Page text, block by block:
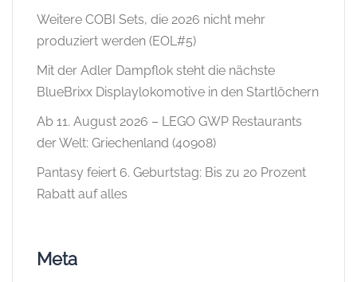
Weitere COBI Sets, die 2026 nicht mehr
produziert werden (EOL#5)
Mit der Adler Dampflok steht die nächste
BlueBrixx Displaylokomotive in den Startlöchern
Ab 11. August 2026 – LEGO GWP Restaurants
der Welt: Griechenland (40908)
Pantasy feiert 6. Geburtstag: Bis zu 20 Prozent
Rabatt auf alles
Meta